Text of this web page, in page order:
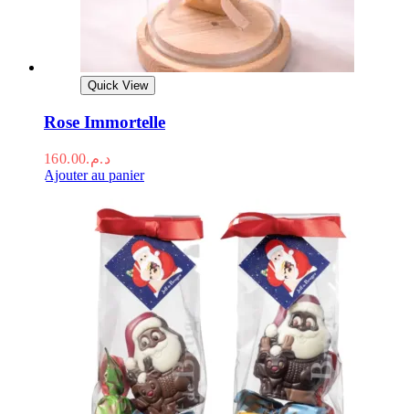
Quick View
Rose Immortelle
د.م.160.00
Ajouter au panier